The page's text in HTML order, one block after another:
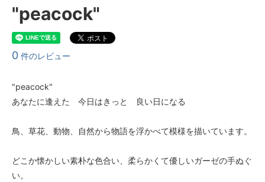
"peacock"
0 件のレビュー
"peacock"
あなたに逢えた 今日はきっと 良い日になる
鳥、草花、動物、自然から物語を浮かべて模様を描いています。
どこか懐かしい素朴な色合い、柔らかくて優しいガーゼの手ぬぐ
い。